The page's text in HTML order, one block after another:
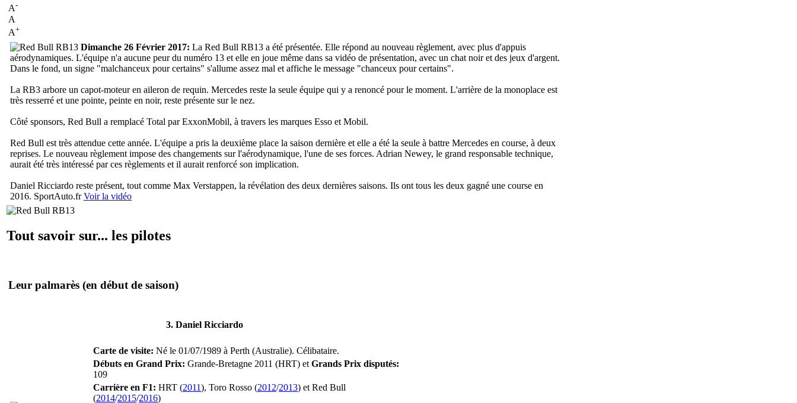
A-
A
A+
Dimanche 26 Février 2017: La Red Bull RB13 a été présentée. Elle répond au nouveau règlement, avec plus d'appuis
aérodynamiques. L'équipe n'a aucune peur du numéro 13 et elle en joue même dans sa vidéo de présentation, avec un chat noir et des jeux d'argent.
Dans le fond, un signe "malchanceux pour certains" s'allume assez mal et affiche le message "chanceux pour certains".
La RB3 arbore un capot-moteur en aileron de requin. Mercedes reste la seule équipe qui y a renoncé pour le moment. L'arrière de la monoplace est
très resserré et une pointe, peinte en noir, reste présente sur le nez.
Côté sponsors, Red Bull a remplacé Total par ExxonMobil, à travers les marques Esso et Mobil.
Red Bull est très attendue cette année. L'équipe a pris la deuxième place la saison dernière et elle a été la seule à battre Mercedes en course, à deux
reprises. Le nouveau règlement impose des changements sur l'aérodynamique, l'une de ses forces. Adrian Newey, le grand responsable technique,
aurait été très intéressé par ces règlements et il aurait renforcé son implication.
Daniel Ricciardo reste présent, tout comme Max Verstappen, la révélation des deux dernières saisons. Ils ont tous les deux gagné une course en
2016. SportAuto.fr Voir la vidéo
Tout savoir sur... les pilotes
Leur palmarès (en début de saison)
3. Daniel Ricciardo
Carte de visite: Né le 01/07/1989 à Perth (Australie). Célibataire.
Débuts en Grand Prix: Grande-Bretagne 2011 (HRT) et Grands Prix disputés:
109
Carrière en F1: HRT (2011), Toro Rosso (2012/2013) et Red Bull
(2014/2015/2016)